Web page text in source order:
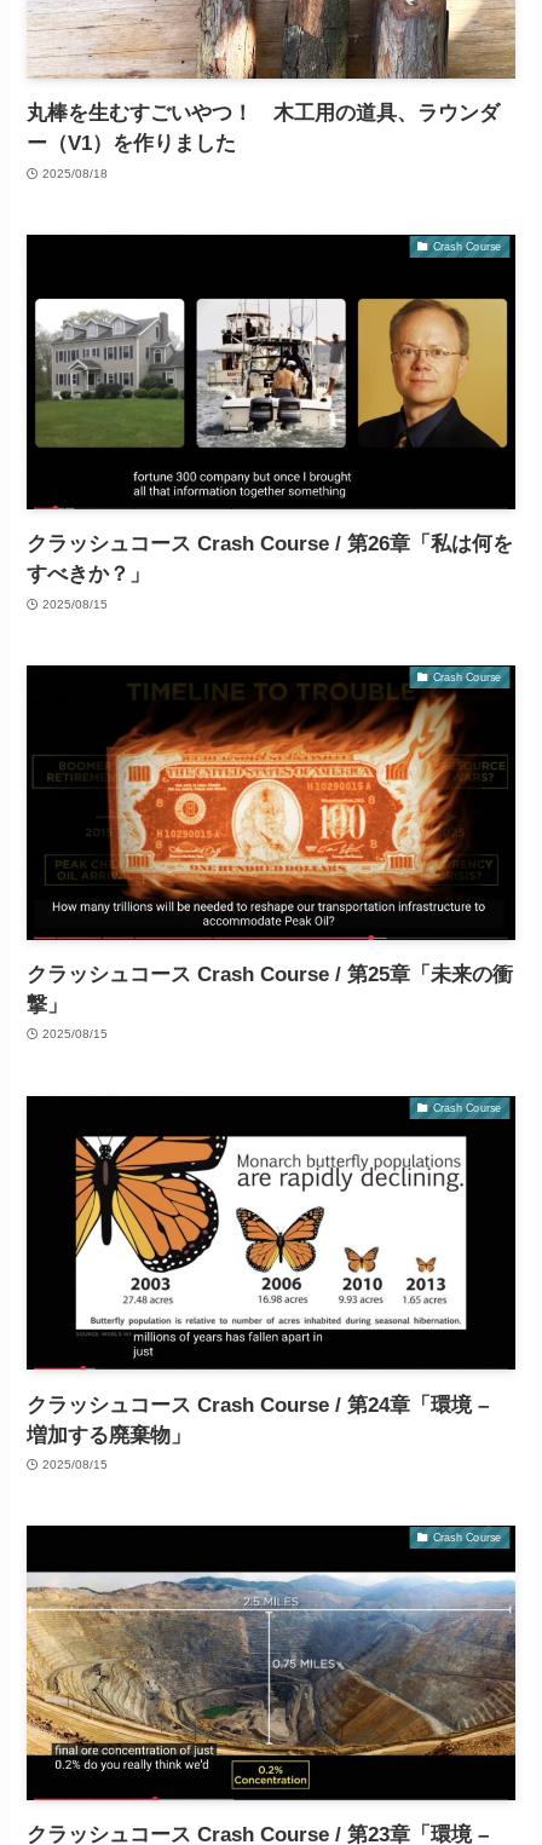
丸棒を生むすごいやつ！ 木工用の道具、ラウンダ
ー（V1）を作りました
2025/08/18
Crash Course
クラッシュコース Crash Course / 第26章「私は何を
すべきか？」
2025/08/15
Crash Course
クラッシュコース Crash Course / 第25章「未来の衝
撃」
2025/08/15
Crash Course
クラッシュコース Crash Course / 第24章「環境 –
増加する廃棄物」
2025/08/15
Crash Course
クラッシュコース Crash Course / 第23章「環境 –